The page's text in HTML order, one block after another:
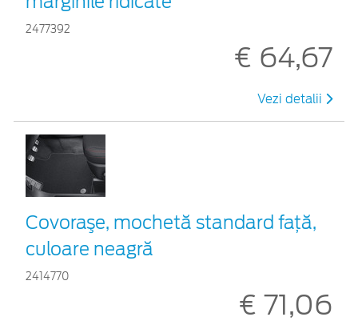
2477392
€ 64,67
Vezi detalii
Covoraşe, mochetă standard față,
culoare neagră
2414770
€ 71,06